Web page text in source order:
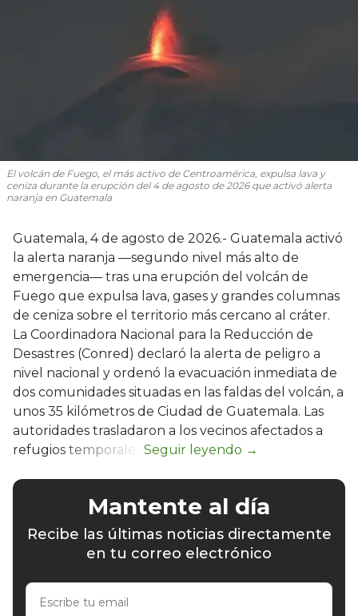
El volcán de Fuego, el más activo de Centroamérica, expulsa lava y
ceniza durante la erupción del 4 de agosto de 2026 que activó alerta
naranja en Guatemala
Guatemala, 4 de agosto de 2026.- Guatemala activó
la alerta naranja —segundo nivel más alto de
emergencia— tras una erupción del volcán de
Fuego que expulsa lava, gases y grandes columnas
de ceniza sobre el territorio más cercano al cráter.
La Coordinadora Nacional para la Reducción de
Desastres (Conred) declaró la alerta de peligro a
nivel nacional y ordenó la evacuación inmediata de
dos comunidades situadas en las faldas del volcán, a
unos 35 kilómetros de Ciudad de Guatemala. Las
autoridades trasladaron a los vecinos afectados a
refugios temporales.
Mantente al día
Recibe las últimas noticias directamente
en tu correo electrónico
Escribe